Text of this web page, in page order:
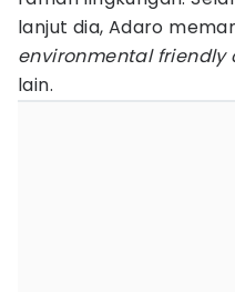
lanjut dia, Adaro
environmental friendly
lain.